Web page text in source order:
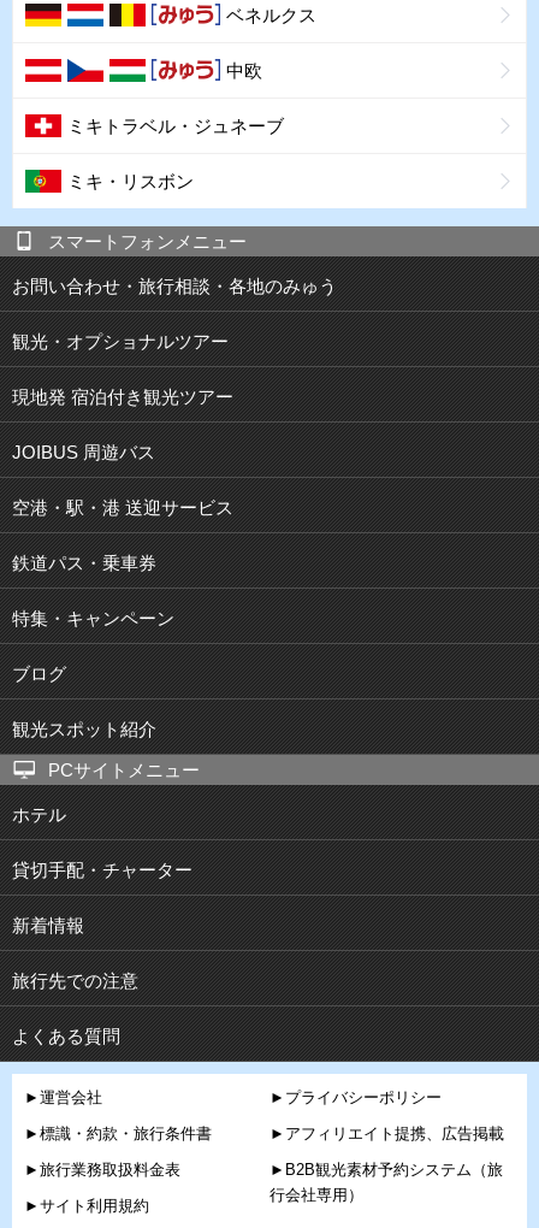
ベネルクス
中欧
ミキトラベル・ジュネーブ
ミキ・リスボン
スマートフォンメニュー
お問い合わせ・旅行相談・各地のみゅう
観光・オプショナルツアー
現地発 宿泊付き観光ツアー
JOIBUS 周遊バス
空港・駅・港 送迎サービス
鉄道パス・乗車券
特集・キャンペーン
ブログ
観光スポット紹介
PCサイトメニュー
ホテル
貸切手配・チャーター
新着情報
旅行先での注意
よくある質問
►運営会社
►標識・約款・旅行条件書
►旅行業務取扱料金表
►サイト利用規約
►プライバシーポリシー
►アフィリエイト提携、広告掲載
►B2B観光素材予約システム（旅
行会社専用）